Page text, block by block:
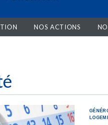
NOS ACTIONS